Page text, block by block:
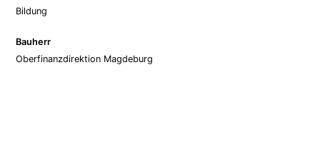
Bildung
Bauherr
Oberfinanzdirektion Magdeburg